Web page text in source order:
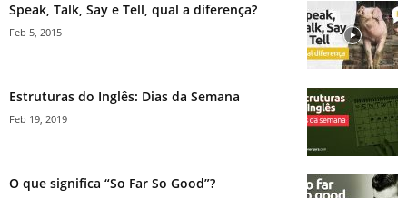
Speak, Talk, Say e Tell, qual a diferença?
Feb 5, 2015
Estruturas do Inglês: Dias da Semana
Feb 19, 2019
O que significa “So Far So Good”?